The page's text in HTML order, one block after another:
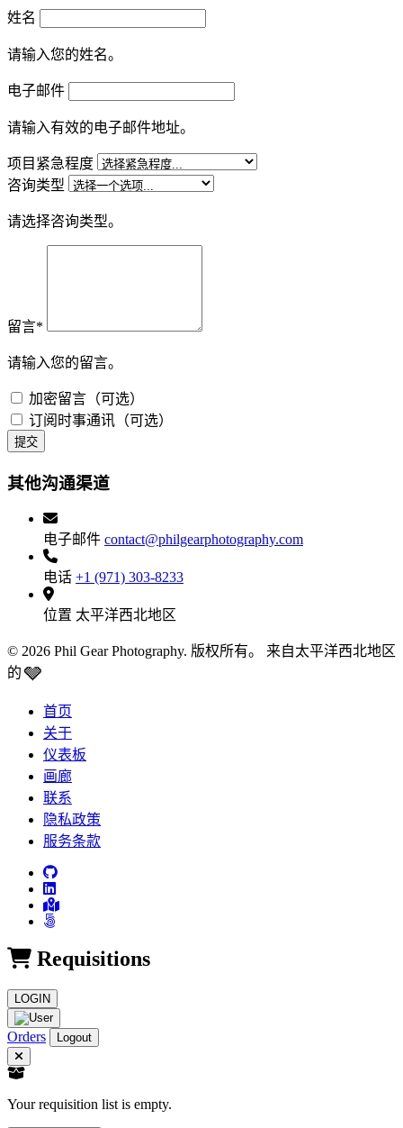
姓名
请输入您的姓名。
电子邮件
请输入有效的电子邮件地址。
项目紧急程度
咨询类型
请选择咨询类型。
留言*
请输入您的留言。
加密留言（可选）
订阅时事通讯（可选）
提交
其他沟通渠道
电子邮件 contact@philgearphotography.com
电话 +1 (971) 303-8233
位置 太平洋西北地区
© 2026 Phil Gear Photography. 版权所有。 来自太平洋西北地区
的 🩶
首页
关于
仪表板
画廊
联系
隐私政策
服务条款
Requisitions
LOGIN
Orders Logout
Your requisition list is empty.